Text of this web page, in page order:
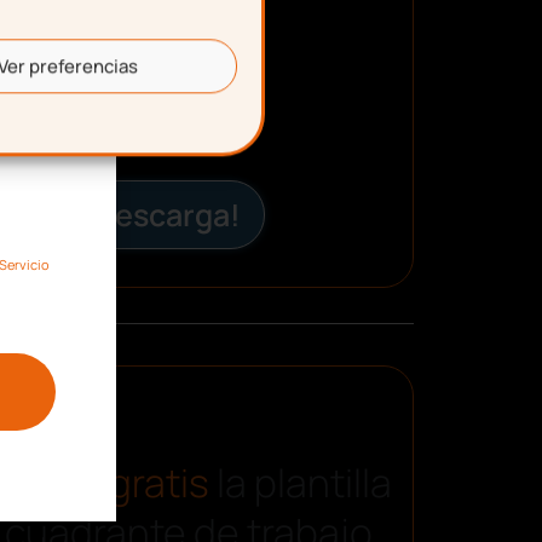
preferencias
¡Descarga!
gratis